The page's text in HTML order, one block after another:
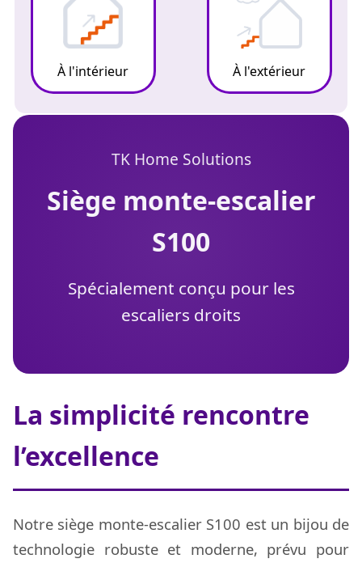
À l'intérieur À l'extérieur
TK Home Solutions
siège monte-escalier
S100
Spécialement conçu pour les
escaliers droits
La simplicité rencontre
l’excellence
Notre siège monte-escalier S100 est un bijou de
technologie robuste et moderne, prévu pour